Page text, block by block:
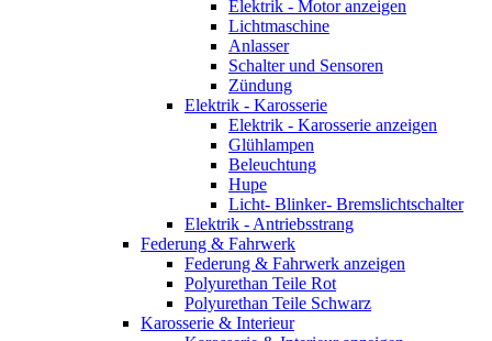
Elektrik - Motor anzeigen
Lichtmaschine
Anlasser
Schalter und Sensoren
Zündung
Elektrik - Karosserie
Elektrik - Karosserie anzeigen
Glühlampen
Beleuchtung
Hupe
Licht- Blinker- Bremslichtschalter
Elektrik - Antriebsstrang
Federung & Fahrwerk
Federung & Fahrwerk anzeigen
Polyurethan Teile Rot
Polyurethan Teile Schwarz
Karosserie & Interieur